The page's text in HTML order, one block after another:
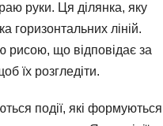
руки. Ця ділянка, яку
горизонтальних ліній.
рисою, що відповідає за
їх розгледіти.
події, які формуються